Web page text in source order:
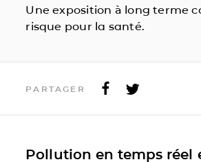
Une exposition à long terme
risque pour la santé.
PARTAGER
Pollution en temps réel